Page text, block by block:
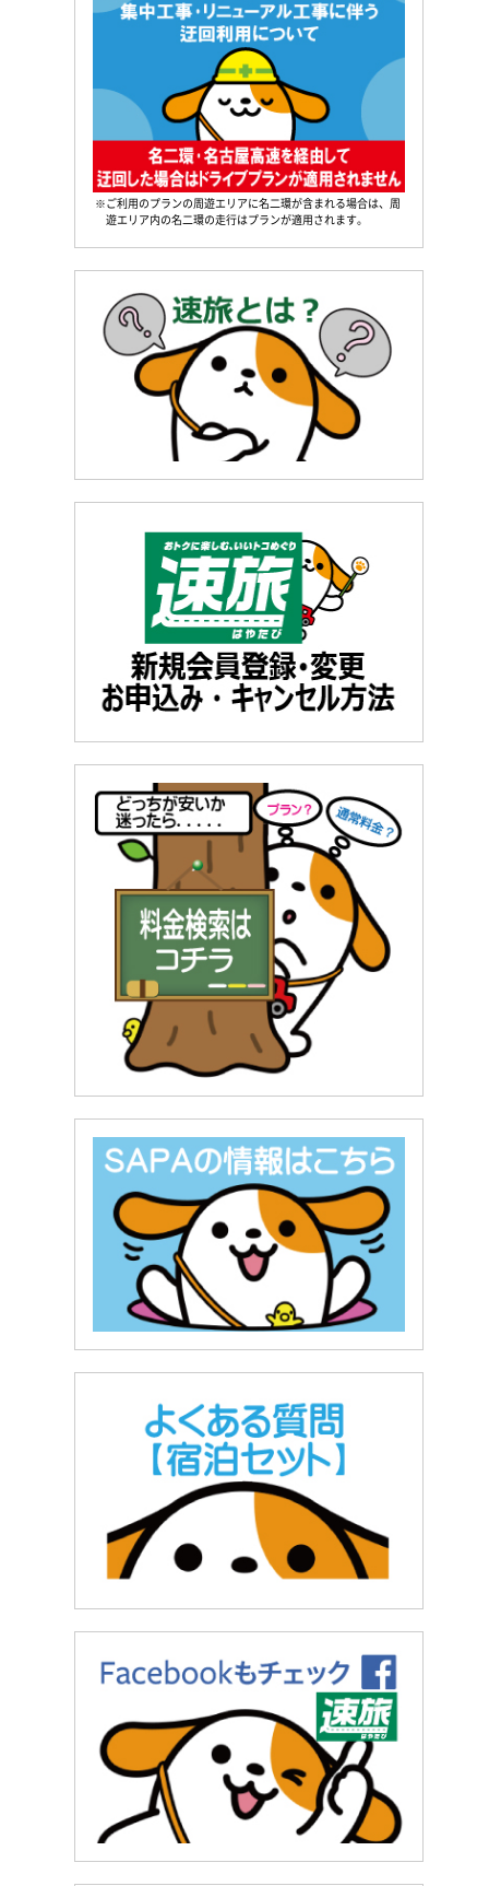
※ご利用のプランの周遊エリアに名二環が含まれる場合は、周
遊エリア内の名二環の走行はプランが適用されます。